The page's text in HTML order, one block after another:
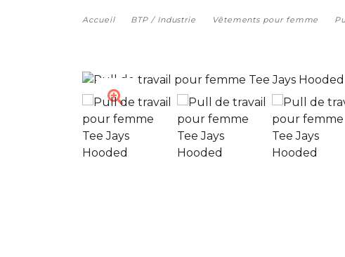
Accueil BTP / Industrie Vêtements pour femme